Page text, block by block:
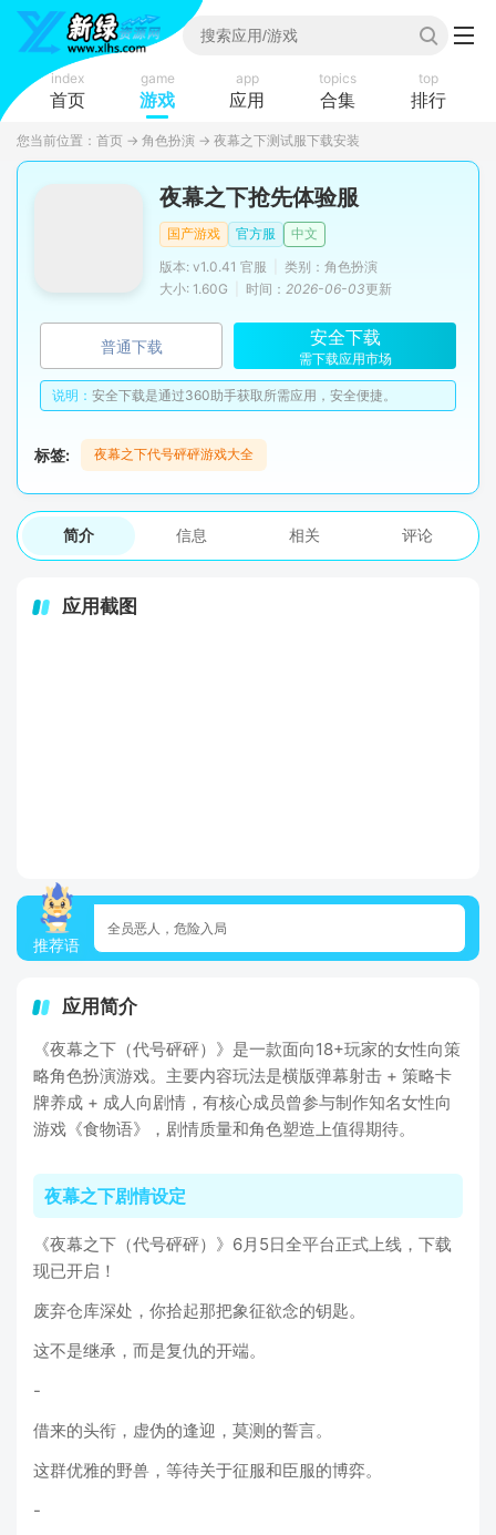
index
首页
game
游戏
app
应用
topics
合集
top
排行
您当前位置： 首页 → 角色扮演 → 夜幕之下测试服下载安装
夜幕之下抢先体验服
国产游戏 官方服
中文
版本: v1.0.41 官服
类别：角色扮演
大小: 1.60G
时间： 2026-06-03更新
普通下载 安全下载
需下载应用市场
说明： 安全下载是通过360助手获取所需应用，安全便捷。
标签: 夜幕之下代号砰砰游戏大全
简介 信息 相关 评论
应用截图
推荐语
全员恶人，危险入局
应用简介
《夜幕之下（代号砰砰）》是一款面向18+玩家的女性向策
略角色扮演游戏。主要内容玩法是横版弹幕射击 + 策略卡
牌养成 + 成人向剧情，有核心成员曾参与制作知名女性向
游戏《食物语》，剧情质量和角色塑造上值得期待。
夜幕之下剧情设定
《夜幕之下（代号砰砰）》6月5日全平台正式上线，下载
现已开启！
废弃仓库深处，你拾起那把象征欲念的钥匙。
这不是继承，而是复仇的开端。
-
借来的头衔，虚伪的逢迎，莫测的誓言。
这群优雅的野兽，等待关于征服和臣服的博弈。
-